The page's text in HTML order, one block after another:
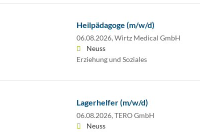
Heilpädagoge (m/w/d)
06.08.2026, Wirtz Medical GmbH
Neuss
Erziehung und Soziales
Lagerhelfer (m/w/d)
06.08.2026, TERO GmbH
Neuss